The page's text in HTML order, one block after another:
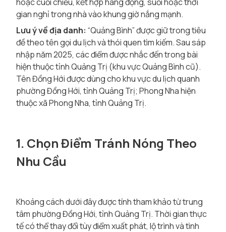
gian nghỉ trong nhà vào khung giờ nắng mạnh.
Lưu ý về địa danh: “Quảng Bình” được giữ trong tiêu
đề theo tên gọi du lịch và thói quen tìm kiếm. Sau sáp
nhập năm 2025, các điểm được nhắc đến trong bài
hiện thuộc tỉnh Quảng Trị (khu vực Quảng Bình cũ).
Tên Đồng Hới được dùng cho khu vực du lịch quanh
phường Đồng Hới, tỉnh Quảng Trị; Phong Nha hiện
thuộc xã Phong Nha, tỉnh Quảng Trị.
1. Chọn Điểm Tránh Nóng Theo
Nhu Cầu
Khoảng cách dưới đây được tính tham khảo từ trung
tâm phường Đồng Hới, tỉnh Quảng Trị. Thời gian thực
tế có thể thay đổi tùy điểm xuất phát, lộ trình và tình